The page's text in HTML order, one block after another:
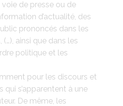
de presse ou de
d’actualité, des
prononcés dans les
ainsi que dans les
politique et les
pour les discours et
s’apparentent à une
De même, les